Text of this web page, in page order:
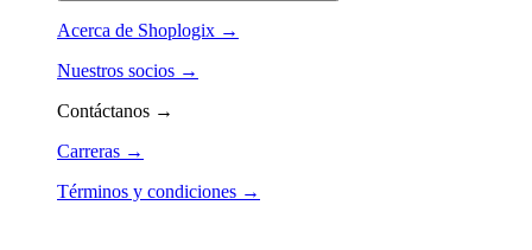
Acerca de Shoplogix →
Nuestros socios →
Contáctanos →
Carreras →
Términos y condiciones →